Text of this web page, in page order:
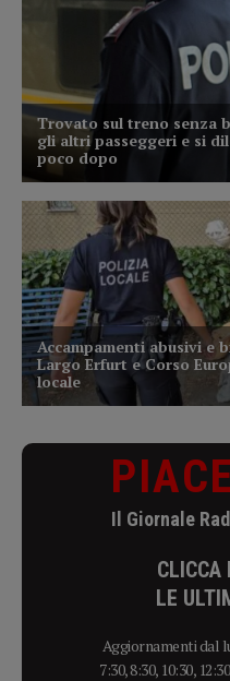
Il Giornale
CLICCA
LE
Aggiornamenti dal
7:30, 8:30, 10:30,